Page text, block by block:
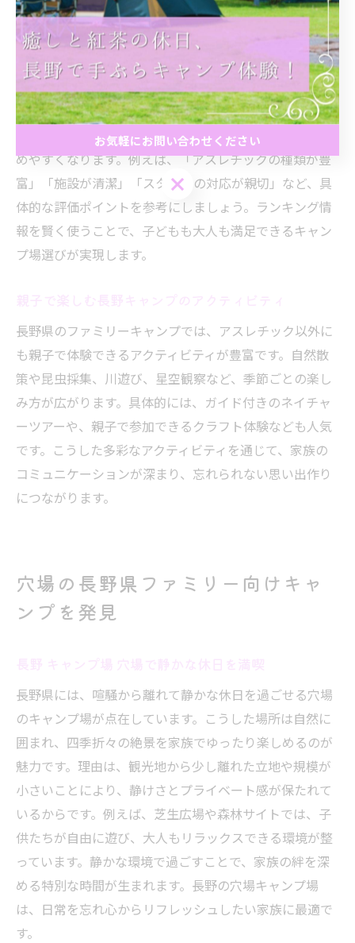
アスレチック充実のキャンプ場ランキング活用法
アスレチックが充実したキャンプ場を効率的に選ぶに
は、ランキングサイトや口コミ情報の活用が効果的で
す。各キャンプ場のアスレチック内容や設備、実際の利
用者の評価を比較することで、家族に最適な場所を見極
めやすくなります。例えば、「アスレチックの種類が豊
富」「施設が清潔」「スタッフの対応が親切」など、具
体的な評価ポイントを参考にしましょう。ランキング情
報を賢く使うことで、子どもも大人も満足できるキャン
プ場選びが実現します。
長野県のファミリーキャンプでは、アスレチック以外に
も親子で体験できるアクティビティが豊富です。自然散
策や昆虫採集、川遊び、星空観察など、季節ごとの楽し
み方が広がります。具体的には、ガイド付きのネイチャ
ーツアーや、親子で参加できるクラフト体験なども人気
です。こうした多彩なアクティビティを通じて、家族の
コミュニケーションが深まり、忘れられない思い出作り
につながります。
穴場の長野県ファミリー向けキャ
ンプを発見
長野県には、喧騒から離れて静かな休日を過ごせる穴場
のキャンプ場が点在しています。こうした場所は自然に
囲まれ、四季折々の絶景を家族でゆったり楽しめるのが
魅力です。理由は、観光地から少し離れた立地や規模が
小さいことにより、静けさとプライベート感が保たれて
いるからです。例えば、芝生広場や森林サイトでは、子
供たちが自由に遊び、大人もリラックスできる環境が整
っています。静かな環境で過ごすことで、家族の絆を深
める特別な時間が生まれます。長野の穴場キャンプ場
は、日常を忘れ心からリフレッシュしたい家族に最適で
す。
お気軽にお問い合わせください
お気軽にお問い合わせください